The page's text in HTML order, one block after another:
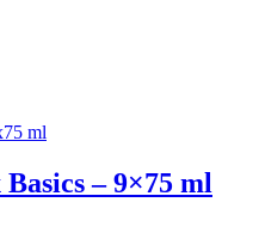
– 9×75 ml